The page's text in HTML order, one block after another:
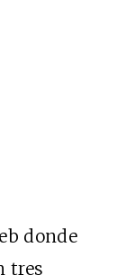
donde
tres